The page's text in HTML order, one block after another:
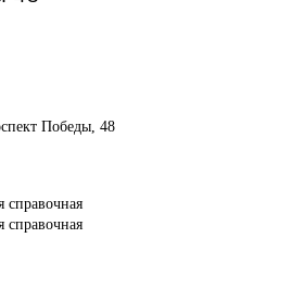
Победы, 48
справочная
справочная